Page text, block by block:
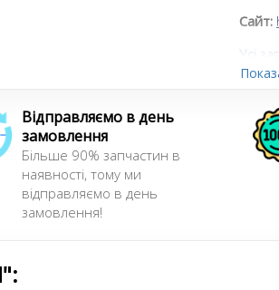
Сайт:
Усі
Відправляємо в день
замовлення
Більше 90% запчастин в
наявності, тому ми
відправляємо в день
замовлення!